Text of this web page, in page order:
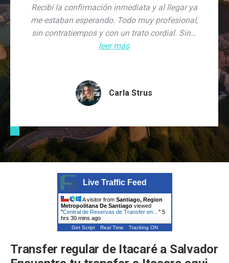
Carla Strus
Recibí la confirmación inmediata y al llegar ya
me estaban esperando. Todo muy profesional,
sin contratiempos y con un trato cordial. Sin…
leer más
Live Traffic Feed
A visitor from Santiago, Region
Metropolitana De Santiagoviewed
"Central de Reservas de Transfer en… " 5
hrs 30 mins ago
Get Script Real Time Tracking ON
Transfer regular de Itacaré a Salvador